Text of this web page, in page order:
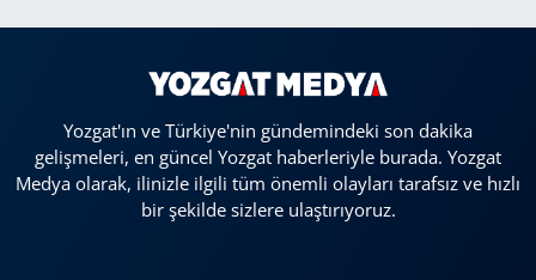
Yozgat'ın ve Türkiye'nin gündemindeki son dakika
gelişmeleri, en güncel Yozgat haberleriyle burada. Yozgat
Medya olarak, ilinizle ilgili tüm önemli olayları tarafsız ve hızlı
bir şekilde sizlere ulaştırıyoruz.